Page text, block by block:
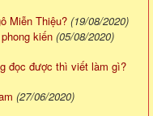
Miễn Thiệu? (19/08/2020)
kiến (05/08/2020)
đọc được thì viết làm gì?
(27/06/2020)